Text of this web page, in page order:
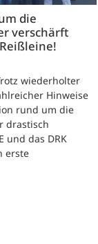
die
verschärft
wiederholter
Hinweise
rund um die
drastisch
und das DRK
erste